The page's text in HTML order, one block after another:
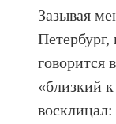
Зазывая
говорится
«близкий